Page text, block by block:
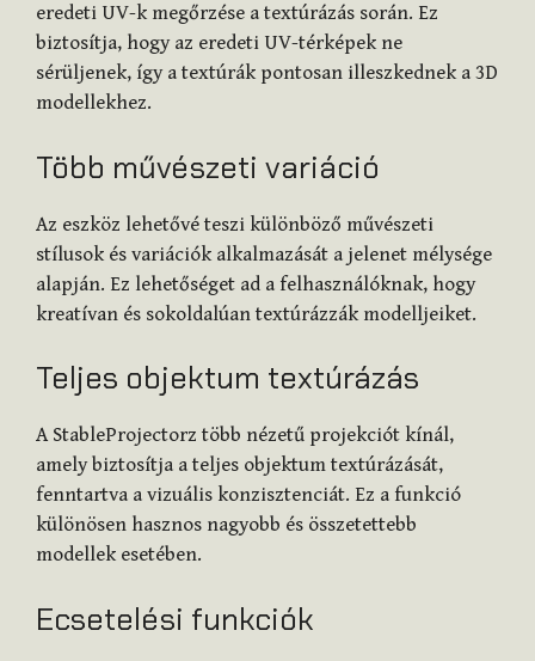
eredeti UV-k megőrzése a textúrázás során. Ez
biztosítja, hogy az eredeti UV-térképek ne
sérüljenek, így a textúrák pontosan illeszkednek a 3D
modellekhez.
Több művészeti variáció
Az eszköz lehetővé teszi különböző művészeti
stílusok és variációk alkalmazását a jelenet mélysége
alapján. Ez lehetőséget ad a felhasználóknak, hogy
kreatívan és sokoldalúan textúrázzák modelljeiket.
Teljes objektum textúrázás
A StableProjectorz több nézetű projekciót kínál,
amely biztosítja a teljes objektum textúrázását,
fenntartva a vizuális konzisztenciát. Ez a funkció
különösen hasznos nagyobb és összetettebb
modellek esetében.
Ecsetelési funkciók